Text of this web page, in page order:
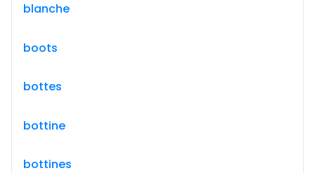
blanche
boots
bottes
bottine
bottines